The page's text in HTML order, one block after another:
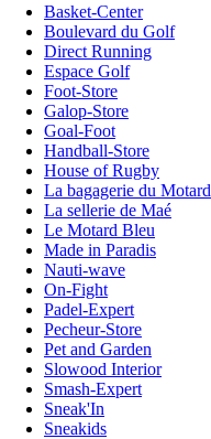
Basket-Center
Boulevard du Golf
Direct Running
Espace Golf
Foot-Store
Galop-Store
Goal-Foot
Handball-Store
House of Rugby
La bagagerie du Motard
La sellerie de Maé
Le Motard Bleu
Made in Paradis
Nauti-wave
On-Fight
Padel-Expert
Pecheur-Store
Pet and Garden
Slowood Interior
Smash-Expert
Sneak'In
Sneakids